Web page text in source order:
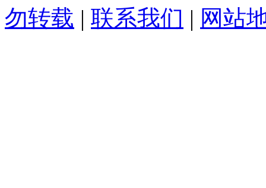
勿转载 | 联系我们 | 网站